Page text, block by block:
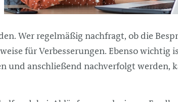
Wer regelmäßig nachfragt, ob die
für Verbesserungen. Ebenso wichtig
und anschließend nachverfolgt werden,